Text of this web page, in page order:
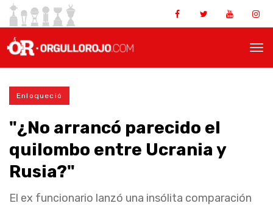
Enloqueció
"¿No arrancó parecido el
quilombo entre Ucrania y
Rusia?"
El ex funcionario lanzó una insólita comparación